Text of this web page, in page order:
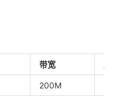
带宽
200M